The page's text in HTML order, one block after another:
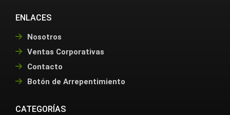
ENLACES
Nosotros
Ventas Corporativas
Contacto
Botón de Arrepentimiento
CATEGORÍAS